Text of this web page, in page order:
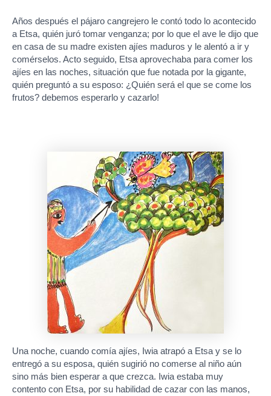
Años después el pájaro cangrejero le contó todo lo acontecido
a Etsa, quién juró tomar venganza; por lo que el ave le dijo que
en casa de su madre existen ajíes maduros y le alentó a ir y
comérselos. Acto seguido, Etsa aprovechaba para comer los
ajíes en las noches, situación que fue notada por la gigante,
quién preguntó a su esposo: ¿Quién será el que se come los
frutos? debemos esperarlo y cazarlo!
Una noche, cuando comía ajíes, Iwia atrapó a Etsa y se lo
entregó a su esposa, quién sugirió no comerse al niño aún
sino más bien esperar a que crezca. Iwia estaba muy
contento con Etsa, por su habilidad de cazar con las manos,